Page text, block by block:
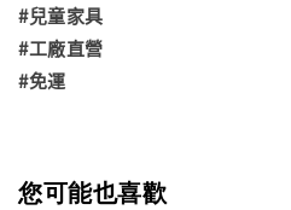
#兒童家具
#工廠直營
#免運
您可能也喜歡